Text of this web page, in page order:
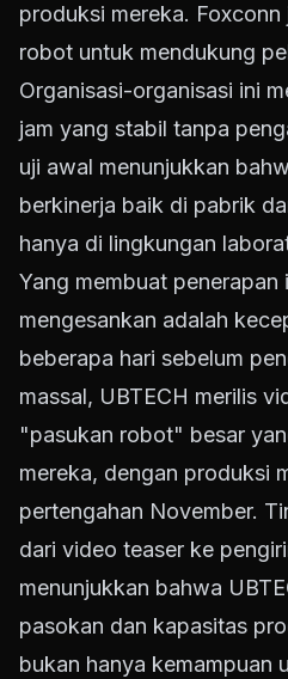
produksi mereka. Foxconn
robot untuk mendukung
Organisasi-organisasi ini
jam yang stabil tanpa
uji awal menunjukkan
berkinerja baik di pabrik
hanya di lingkungan
Yang membuat penerapan
mengesankan adalah
beberapa hari sebelum
massal, UBTECH merilis
"pasukan robot" besar
mereka, dengan produksi
pertengahan November.
dari video teaser ke
menunjukkan bahwa
pasokan dan kapasitas
bukan hanya kemampuan